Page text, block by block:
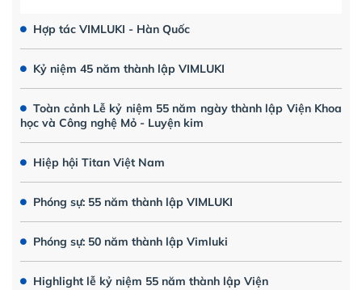
Hợp tác VIMLUKI - Hàn Quốc
Kỷ niệm 45 năm thành lập VIMLUKI
Toàn cảnh Lễ kỷ niệm 55 năm ngày thành lập Viện Khoa
học và Công nghệ Mỏ - Luyện kim
Hiệp hội Titan Việt Nam
Phóng sự: 55 năm thành lập VIMLUKI
Phóng sự: 50 năm thành lập Vimluki
Highlight lễ kỷ niệm 55 năm thành lập Viện